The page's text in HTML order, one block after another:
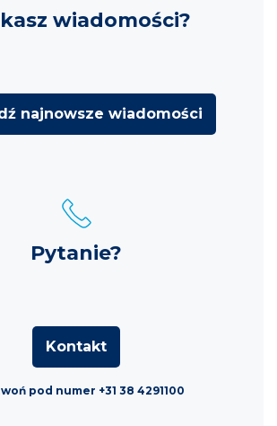
wiadomości?
najnowsze wiadomości
Pytanie?
Kontakt
pod numer +31 38 4291100